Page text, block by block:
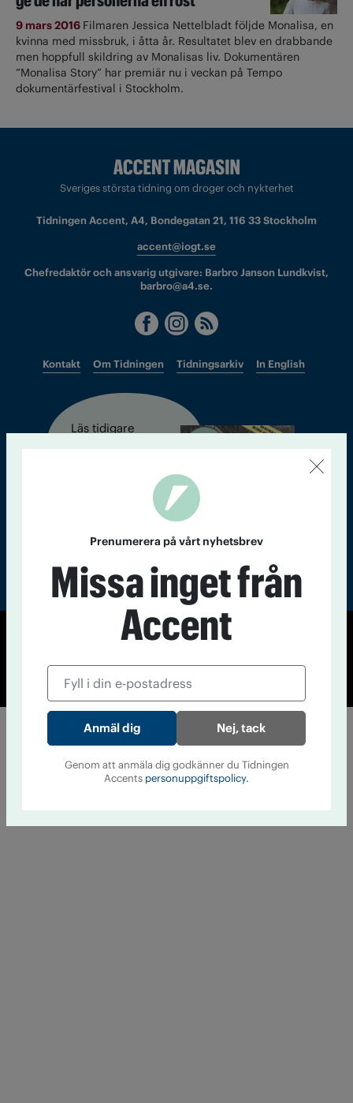
9 mars 2016 Filmaren Jessica Nettelbladt följde Monalisa, en
kvinna med missbruk, i åtta år. Resultatet blev en drabbande
men hoppfull skildring av Monalisas liv. Dokumentären
”Monalisa Story” har premiär nu i veckan på Tempo
dokumentärfestival i Stockholm.
Sveriges största tidning om droger och nykterhet
Tidningen Accent, A4, Bondegatan 21, 116 33 Stockholm
accent@iogt.se
Chefredaktör och ansvarig utgivare: Barbro Janson Lundkvist,
barbro@a4.se.
Kontakt Om Tidningen Tidningsarkiv In English
Läs tidigare
nummer av
Cookiepolicy
Personuppgiftspolicy
Prenumerera på vårt nyhetsbrev
Missa inget från
Accent
Nej, tack
Genom att anmäla dig godkänner du Tidningen
Accents personuppgiftspolicy.